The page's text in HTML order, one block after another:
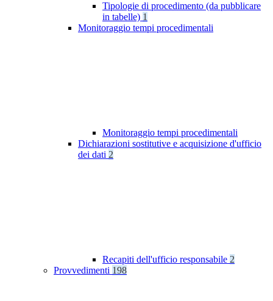
Tipologie di procedimento (da pubblicare
in tabelle) 1
Monitoraggio tempi procedimentali
Monitoraggio tempi procedimentali
Dichiarazioni sostitutive e acquisizione d'ufficio
dei dati 2
Recapiti dell'ufficio responsabile 2
Provvedimenti 198